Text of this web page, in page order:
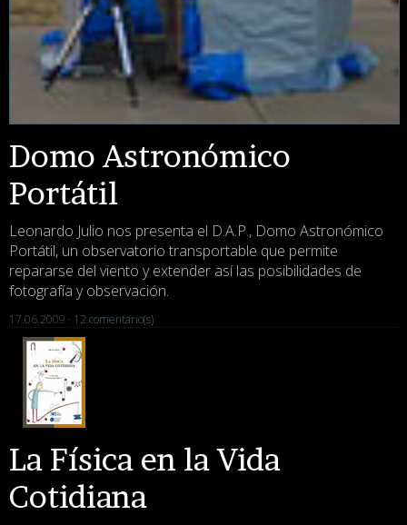
Domo Astronómico
Portátil
Leonardo Julio nos presenta el D.A.P., Domo Astronómico
Portátil, un observatorio transportable que permite
repararse del viento y extender así las posibilidades de
fotografía y observación.
17.06.2009 · 12 comentario(s)
La Física en la Vida
Cotidiana